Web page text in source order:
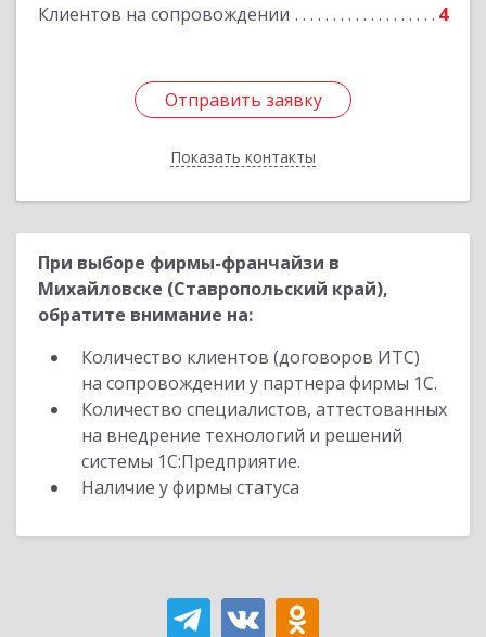
Клиентов на сопровождении 4
Отправить заявку
Показать контакты
Отправить заявку
Назад
При выборе фирмы-франчайзи в
Михайловске (Ставропольский край),
обратите внимание на:
Количество клиентов (договоров ИТС)
на сопровождении у партнера фирмы 1С.
Количество специалистов, аттестованных
на внедрение технологий и решений
системы 1С:Предприятие.
Наличие у фирмы статуса